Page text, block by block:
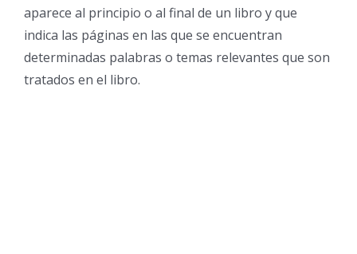
aparece al principio o al final de un libro y que
indica las páginas en las que se encuentran
determinadas palabras o temas relevantes que son
tratados en el libro.